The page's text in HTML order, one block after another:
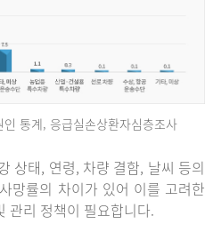
통계, 응급실손상환자심층조사
상태, 연령, 차량 결함, 날씨 등의
망률의 차이가 있어 이를 고려한
관리 정책이 필요합니다.